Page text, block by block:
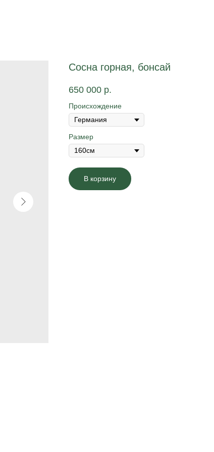
Сосна горная, бонсай
650 000 р.
Происхождение
Размер
В корзину